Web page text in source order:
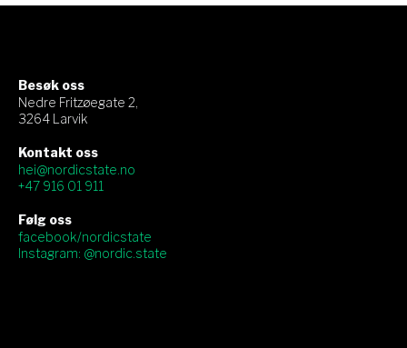
Besøk oss
Nedre Fritzøegate 2,
3264 Larvik
Kontakt oss
hei@nordicstate.no
+47 916 01 911
Følg oss
facebook/nordicstate
Instagram: @nordic.state